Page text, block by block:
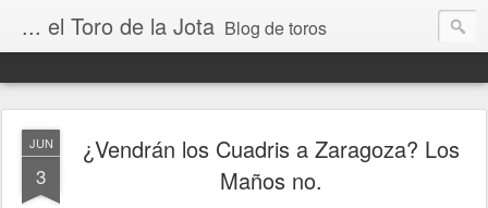
... el Toro de la Jota Blog de toros
JUN
3
¿Vendrán los Cuadris a Zaragoza? Los
Maños no.